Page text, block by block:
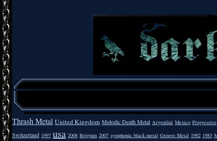
Thrash Metal United Kingdom Melodic Death Metal Argentīnā Mexico Progressive
Switzerland 1997 usa 2008 Belgium 2007 symphonic black metal Groove Metal 1982 1983